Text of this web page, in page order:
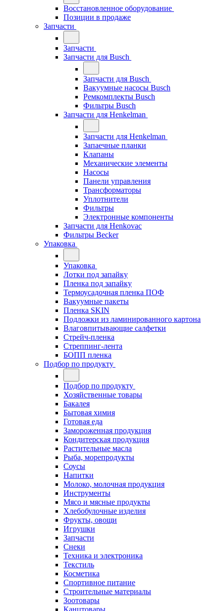
Восстановленное оборудование
Позиции в продаже
Запчасти
Запчасти
Запчасти для Busch
Запчасти для Busch
Вакуумные насосы Busch
Ремкомплекты Busch
Фильтры Busch
Запчасти для Henkelman
Запчасти для Henkelman
Запаечные планки
Клапаны
Механические элементы
Насосы
Панели управления
Трансформаторы
Уплотнители
Фильтры
Электронные компоненты
Запчасти для Henkovac
Фильтры Becker
Упаковка
Упаковка
Лотки под запайку
Пленка под запайку
Термоусадочная пленка ПОФ
Вакуумные пакеты
Пленка SKIN
Подложки из ламинированного картона
Влаговпитывающие салфетки
Стрейч-пленка
Стреппинг-лента
БОПП пленка
Подбор по продукту
Подбор по продукту
Хозяйственные товары
Бакалея
Бытовая химия
Готовая еда
Замороженная продукция
Кондитерская продукция
Растительные масла
Рыба, морепродукты
Соусы
Напитки
Молоко, молочная продукция
Инструменты
Мясо и мясные продукты
Хлебобулочные изделия
Фрукты, овощи
Игрушки
Запчасти
Снеки
Техника и электроника
Текстиль
Косметика
Спортивное питание
Строительные материалы
Зоотовары
Канцтовары